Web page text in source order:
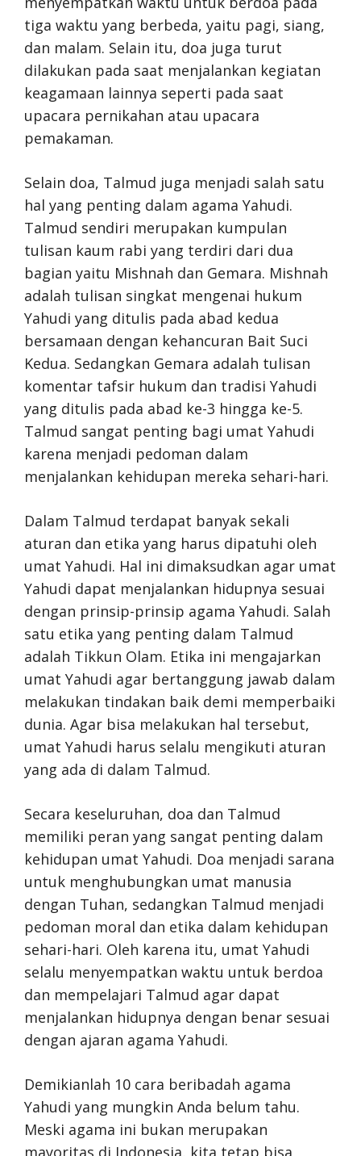
tiga waktu yang berbeda, yaitu pagi, siang,
dan malam. Selain itu, doa juga turut
dilakukan pada saat menjalankan kegiatan
keagamaan lainnya seperti pada saat
upacara pernikahan atau upacara
pemakaman.
Selain doa, Talmud juga menjadi salah satu
hal yang penting dalam agama Yahudi.
Talmud sendiri merupakan kumpulan
tulisan kaum rabi yang terdiri dari dua
bagian yaitu Mishnah dan Gemara. Mishnah
adalah tulisan singkat mengenai hukum
Yahudi yang ditulis pada abad kedua
bersamaan dengan kehancuran Bait Suci
Kedua. Sedangkan Gemara adalah tulisan
komentar tafsir hukum dan tradisi Yahudi
yang ditulis pada abad ke-3 hingga ke-5.
Talmud sangat penting bagi umat Yahudi
karena menjadi pedoman dalam
menjalankan kehidupan mereka sehari-hari.
Dalam Talmud terdapat banyak sekali
aturan dan etika yang harus dipatuhi oleh
umat Yahudi. Hal ini dimaksudkan agar umat
Yahudi dapat menjalankan hidupnya sesuai
dengan prinsip-prinsip agama Yahudi. Salah
satu etika yang penting dalam Talmud
adalah Tikkun Olam. Etika ini mengajarkan
umat Yahudi agar bertanggung jawab dalam
melakukan tindakan baik demi memperbaiki
dunia. Agar bisa melakukan hal tersebut,
umat Yahudi harus selalu mengikuti aturan
yang ada di dalam Talmud.
Secara keseluruhan, doa dan Talmud
memiliki peran yang sangat penting dalam
kehidupan umat Yahudi. Doa menjadi sarana
untuk menghubungkan umat manusia
dengan Tuhan, sedangkan Talmud menjadi
pedoman moral dan etika dalam kehidupan
sehari-hari. Oleh karena itu, umat Yahudi
selalu menyempatkan waktu untuk berdoa
dan mempelajari Talmud agar dapat
menjalankan hidupnya dengan benar sesuai
dengan ajaran agama Yahudi.
Demikianlah 10 cara beribadah agama
Yahudi yang mungkin Anda belum tahu.
Meski agama ini bukan merupakan
mayoritas di Indonesia, kita tetap bisa